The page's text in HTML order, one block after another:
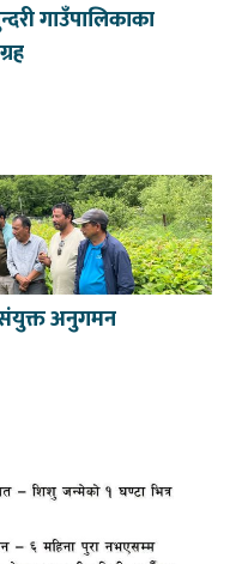
गाउँपालिकाका
अनुगमन